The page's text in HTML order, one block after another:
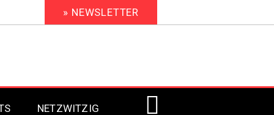
» NEWSLETTER
NETZWITZIG